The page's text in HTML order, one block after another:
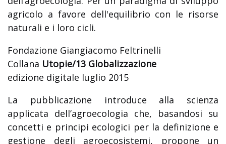
agricolo a favore dell'equilibrio con le risorse
naturali e i loro cicli.
Fondazione Giangiacomo Feltrinelli
Collana Utopie/13 Globalizzazione
edizione digitale luglio 2015
La pubblicazione introduce alla scienza
applicata dell’agroecologia che, basandosi su
concetti e principi ecologici per la definizione e
gestione degli agroecosistemi, propone un